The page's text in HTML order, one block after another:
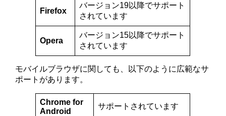
Firefox
バージョン19以降でサポート
されています
Opera
バージョン15以降でサポート
されています​
モバイルブラウザに関しても、以下のように広範なサ
ポートがあります。
Chrome for
Android
サポートされています